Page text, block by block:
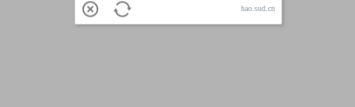
hao.sud.cn